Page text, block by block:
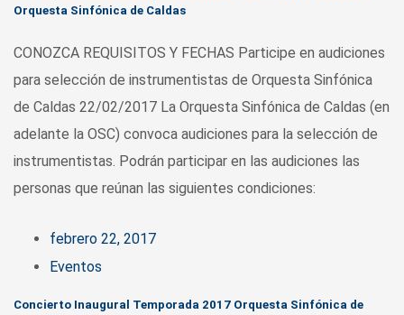
Orquesta Sinfónica de Caldas
CONOZCA REQUISITOS Y FECHAS Participe en audiciones
para selección de instrumentistas de Orquesta Sinfónica
de Caldas 22/02/2017 La Orquesta Sinfónica de Caldas (en
adelante la OSC) convoca audiciones para la selección de
instrumentistas. Podrán participar en las audiciones las
personas que reúnan las siguientes condiciones:
febrero 22, 2017
Eventos
Concierto Inaugural Temporada 2017 Orquesta Sinfónica de